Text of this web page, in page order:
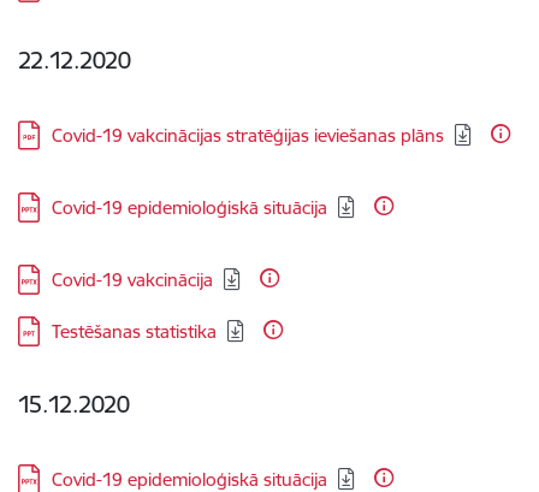
22.12.2020
Lejupielādēt:
Covid-19 vakcinācijas stratēģijas ieviešanas plāns
Lejupielādēt:
Covid-19 epidemioloģiskā situācija
Lejupielādēt:
Covid-19 vakcinācija
Lejupielādēt:
Testēšanas statistika
15.12.2020
Lejupielādēt:
Covid-19 epidemioloģiskā situācija